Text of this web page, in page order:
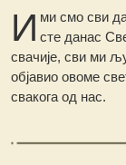
И ми смо сви
сте данас
свачије, сви ми
објавио овоме
свакога од нас.